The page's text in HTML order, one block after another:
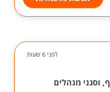
לפני 6 שעות
וסגני מנהלים